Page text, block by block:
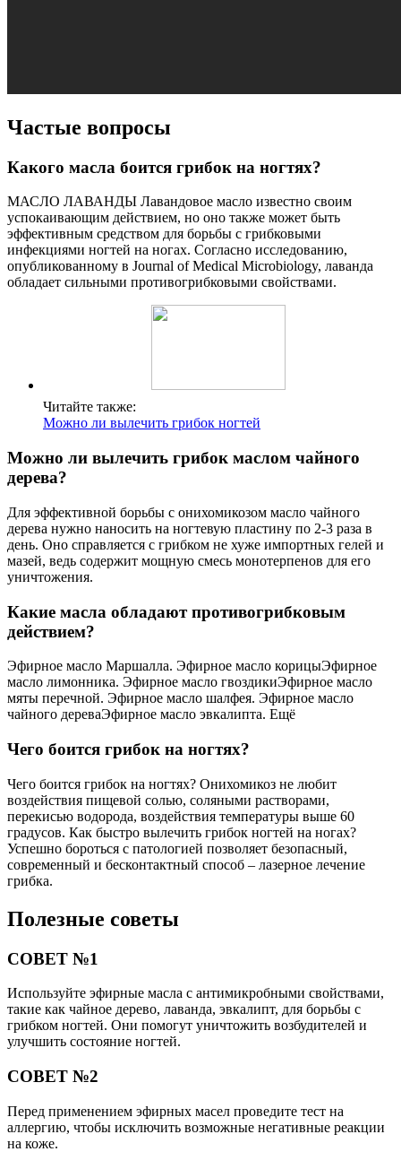
Частые вопросы
Какого масла боится грибок на ногтях?
МАСЛО ЛАВАНДЫ Лавандовое масло известно своим
успокаивающим действием, но оно также может быть
эффективным средством для борьбы с грибковыми
инфекциями ногтей на ногах. Согласно исследованию,
опубликованному в Journal of Medical Microbiology, лаванда
обладает сильными противогрибковыми свойствами.
Читайте также:
Можно ли вылечить грибок ногтей
Можно ли вылечить грибок маслом чайного
дерева?
Для эффективной борьбы с онихомикозом масло чайного
дерева нужно наносить на ногтевую пластину по 2-3 раза в
день. Оно справляется с грибком не хуже импортных гелей и
мазей, ведь содержит мощную смесь монотерпенов для его
уничтожения.
Какие масла обладают противогрибковым
действием?
Эфирное масло Маршалла. Эфирное масло корицыЭфирное
масло лимонника. Эфирное масло гвоздикиЭфирное масло
мяты перечной. Эфирное масло шалфея. Эфирное масло
чайного дереваЭфирное масло эвкалипта. Ещё
Чего боится грибок на ногтях?
Чего боится грибок на ногтях? Онихомикоз не любит
воздействия пищевой солью, соляными растворами,
перекисью водорода, воздействия температуры выше 60
градусов. Как быстро вылечить грибок ногтей на ногах?
Успешно бороться с патологией позволяет безопасный,
современный и бесконтактный способ – лазерное лечение
грибка.
Полезные советы
СОВЕТ №1
Используйте эфирные масла с антимикробными свойствами,
такие как чайное дерево, лаванда, эвкалипт, для борьбы с
грибком ногтей. Они помогут уничтожить возбудителей и
улучшить состояние ногтей.
СОВЕТ №2
Перед применением эфирных масел проведите тест на
аллергию, чтобы исключить возможные негативные реакции
на коже.